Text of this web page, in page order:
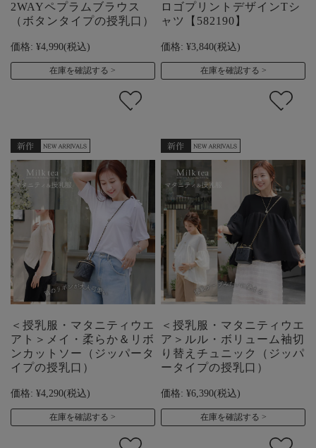
2WAYペプラムブラウス
（ボタンタイプの授乳口）
価格: ¥4,990(税込)
在庫を確認する
ロゴプリントデザインTシ
ャツ【582190】
価格: ¥3,840(税込)
在庫を確認する
＜授乳服・マタニティウエ
アト＞メイ・柔らか＆リボ
ンカットソー（ジッパータ
イプの授乳口）
価格: ¥4,290(税込)
在庫を確認する
＜授乳服・マタニティウエ
ア＞ルル・ボリューム袖切
り替えチュニック（ジッパ
ータイプの授乳口）
価格: ¥6,390(税込)
在庫を確認する